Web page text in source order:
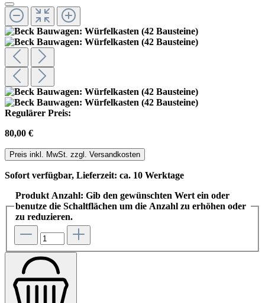
Regulärer Preis:
80,00 €
Preis inkl. MwSt. zzgl. Versandkosten
Sofort verfügbar, Lieferzeit: ca. 10 Werktage
Produkt Anzahl: Gib den gewünschten Wert ein oder
benutze die Schaltflächen um die Anzahl zu erhöhen oder
zu reduzieren.